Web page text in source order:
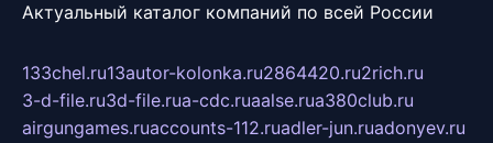
Актуальный каталог компаний по всей России
133chel.ru13autor-kolonka.ru2864420.ru2rich.ru
3-d-file.ru3d-file.rua-cdc.ruaalse.rua380club.ru
airgungames.ruaccounts-112.ruadler-jun.ruadonyev.ru